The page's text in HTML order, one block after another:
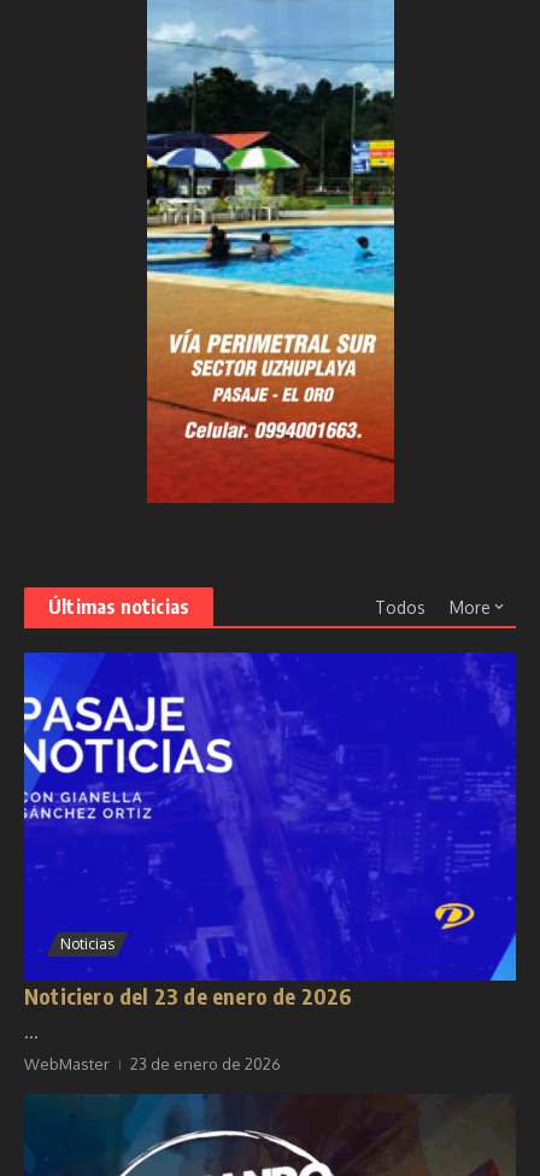
Últimas noticias Todos More
Noticias
Noticiero del 23 de enero de 2026
...
WebMaster 23 de enero de 2026